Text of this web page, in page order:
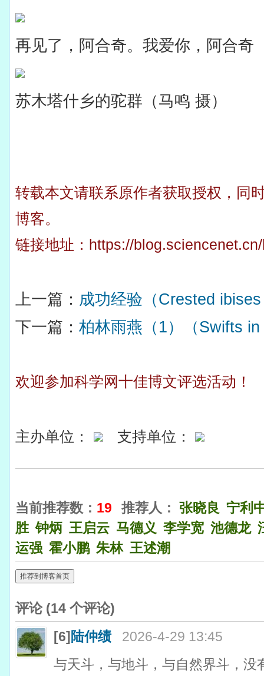
再见了，阿合奇。我爱你，阿合奇
苏木塔什乡的驼群（马鸣 摄）
转载本文请联系原作者获取授权，同
博客。
链接地址： https://
上一篇： 成功经验（Crested
下一篇： 柏林雨燕（1）（Swifts
欢迎参加科学网十佳博文评选活动！
主办单位： 支持单位：
当前推荐数： 19 推荐人： 张晓良 宁利
胜 钟炳 王启云 马德义 李学宽 池德龙
运强 霍小鹏 朱林 王述潮
推荐到博客首页
评论 (14 个评论)
[6]陆仲绩
2026-4-29 13:45
与天斗，与地斗，与自然界斗，